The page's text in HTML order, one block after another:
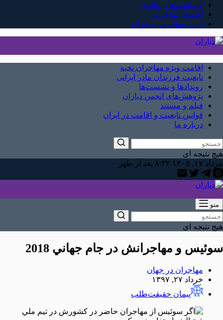
یادداشت‌های تحلیلی
اقتصاد مهاجرت
تاریخ مهاجرت به ایران
اقامت ویژه مهاجران نخبه
تابعیت فرزندان مادر ایرانی
رویدادها و نشست‌ها
پژوهش‌های انجمن دیاران
فیلم و مستند
قوانین تابعیت و اقامت در ایران
درباره ما
هیچ نتیجه ای
مرداد ۱۷, ۱۴۰۵ ۸:۴۲ بعد از ظهر
منو
هیچ نتیجه ای
سوئيس و مهاجرانش در جام جهاني 2018
مهاجران در جهان
خرداد ۲۷, ۱۳۹۷
پیمان حقیقت‌طلب